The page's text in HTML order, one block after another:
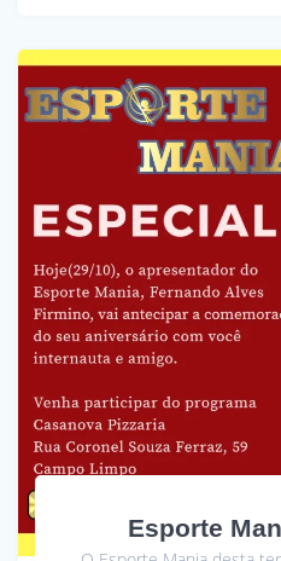
Esporte